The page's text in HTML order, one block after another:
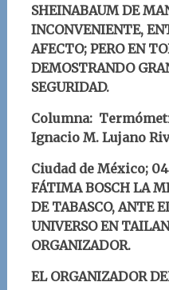
SHEINABAUM DE
INCONVENIENTE,
AFECTO; PERO EN
DEMOSTRANDO
SEGURIDAD.
Columna:
Ignacio M. Lujano
Ciudad de México; 04
FÁTIMA BOSCH LA
DE TABASCO, ANTE
UNIVERSO EN
ORGANIZADOR.
EL ORGANIZADOR